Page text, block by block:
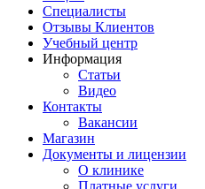
Специалисты
Отзывы Клиентов
Учебный центр
Информация
Статьи
Видео
Контакты
Вакансии
Магазин
Документы и лицензии
О клинике
Платные услуги